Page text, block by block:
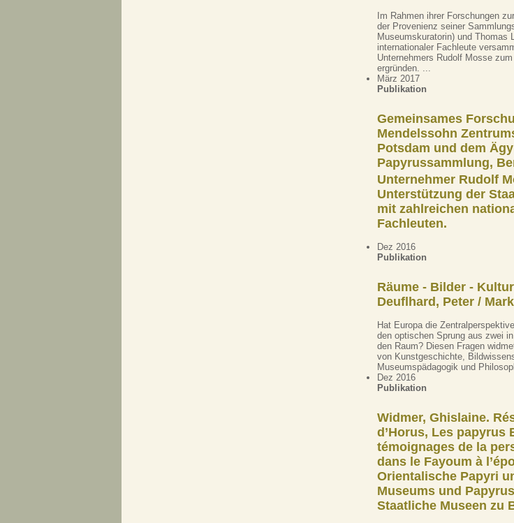
Im Rahmen ihrer Forschungen
der Provenienz seiner
Museumskuratorin) und Thomas
internationaler Fachleute
Unternehmers Rudolf Mosse
ergründen. ...
März 2017
Publikation
Gemeinsames
Mendelssohn
Potsdam und dem
Papyrussammlung,
Unternehmer Rudolf
Unterstützung der
mit zahlreichen
Fachleuten.
Dez 2016
Publikation
Räume - Bilder -
Deuflhard, Peter /
Hat Europa die
den optischen Sprung aus zwei
den Raum? Diesen Fragen
von Kunstgeschichte,
Museumspädagogik und
Dez 2016
Publikation
Widmer, Ghislaine.
d’Horus, Les papyrus
témoignages de la
dans le Fayoum à
Orientalische Papyri
Museums und
Staatliche Museen zu